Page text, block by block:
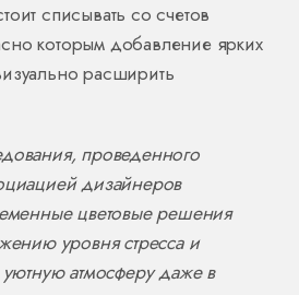
списывать со счетов
которым добавление ярких
расширить
проведенного
дизайнеров
цветовые решения
уровня стресса и
уютную атмосферу даже в